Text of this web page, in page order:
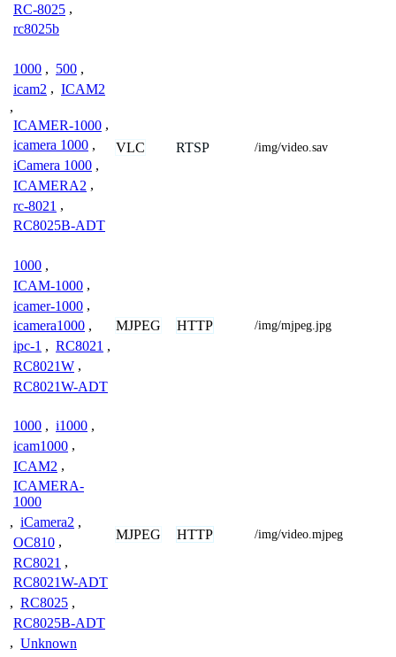
RC-8025 ,
rc8025b
1000 , 500 ,
icam2 , ICAM2
,
ICAMER-1000 ,
icamera 1000 ,
iCamera 1000 ,
ICAMERA2 ,
rc-8021 ,
RC8025B-ADT
VLC RTSP /img/video.sav
1000 ,
ICAM-1000 ,
icamer-1000 ,
icamera1000 ,
ipc-1 , RC8021 ,
RC8021W ,
RC8021W-ADT
MJPEG HTTP /img/mjpeg.jpg
1000 , i1000 ,
icam1000 ,
ICAM2 ,
ICAMERA-
1000
, iCamera2 ,
OC810 ,
RC8021 ,
RC8021W-ADT
, RC8025 ,
RC8025B-ADT
, Unknown
MJPEG HTTP /img/video.mjpeg